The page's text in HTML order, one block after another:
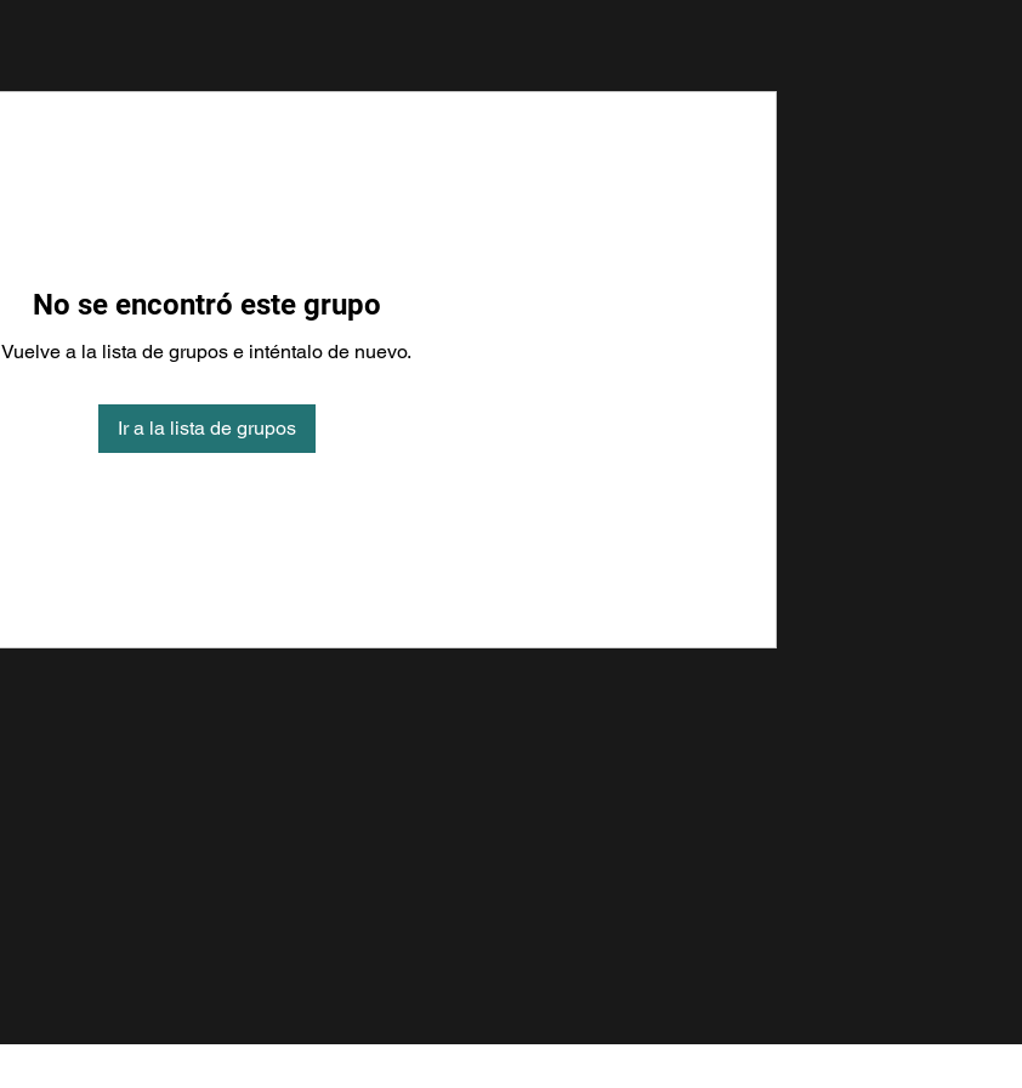
No se encontró este grupo
Vuelve a la lista de grupos e inténtalo de nuevo.
Ir a la lista de grupos